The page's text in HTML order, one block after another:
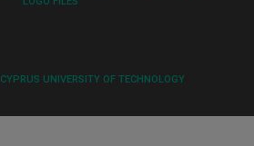
CYPRUS UNIVERSITY OF TECHNOLOGY